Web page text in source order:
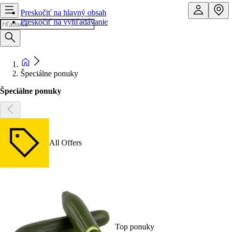
Preskočiť na hlavný obsah
Preskočiť na vyhľadávanie
Špeciálne ponuky
Špeciálne ponuky
All Offers
Top ponuky